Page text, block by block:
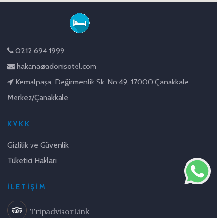
0212 694 1999
hakana@adonisotel.com
Kemalpaşa, Değirmenlik Sk. No:49, 17000 Çanakkale
Merkez/Çanakkale
KVKK
Gizlilik ve Güvenlik
Tüketici Hakları
İLETIŞIM
TripadvisorLink